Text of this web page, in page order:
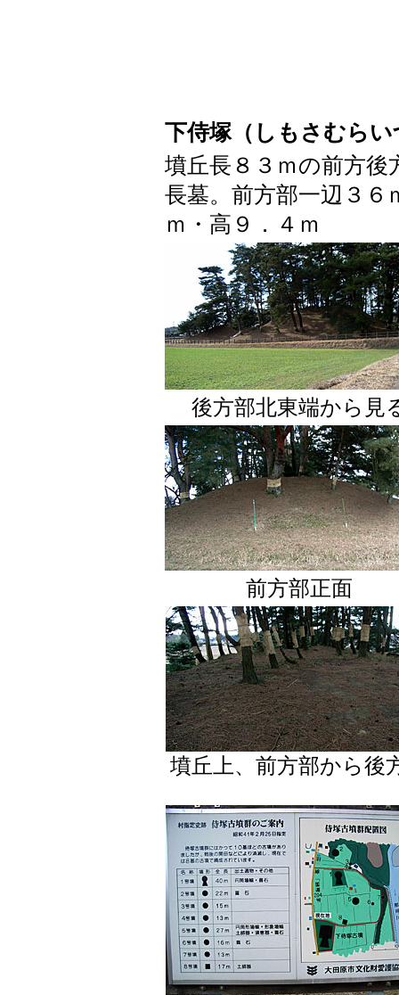
下侍塚（しもさむらい
墳丘長８３ｍの前方後
長墓。前方部一辺３６
ｍ・高９．４ｍ
後方部北東端から見
前方部正面
墳丘上、前方部から後